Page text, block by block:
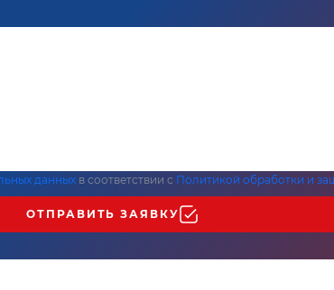
данных в соответствии с Политикой обработки и
ОТПРАВИТЬ ЗАЯВКУ